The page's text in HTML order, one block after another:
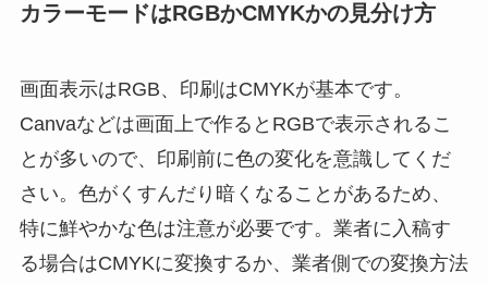
カラーモードはRGBかCMYKかの見分け方
画面表示はRGB、印刷はCMYKが基本です。
Canvaなどは画面上で作るとRGBで表示されるこ
とが多いので、印刷前に色の変化を意識してくだ
さい。色がくすんだり暗くなることがあるため、
特に鮮やかな色は注意が必要です。業者に入稿す
る場合はCMYKに変換するか、業者側での変換方法